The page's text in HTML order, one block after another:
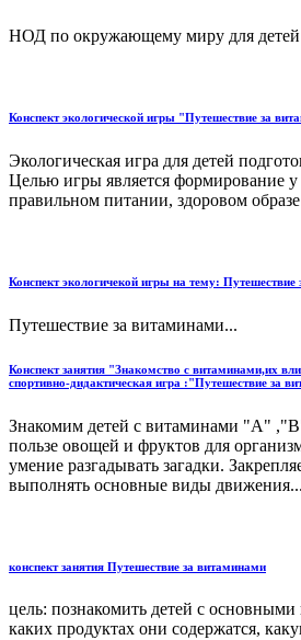
НОД по окружающему миру для
Конспект экологической игры "Путешествие за
Экологическая игра для детей
Целью игры является формирование у
правильном питании, здоровом
Конспект экологичекой игры на тему: Путешествие
Путешествие за витаминами...
Конспект занятия "Знакомство с витаминами,их
спортивно-дидактическая игра :"Путешествие за
Знакомим детей с витаминами "А"
пользе овощей и фруктов для
умение разгадывать загадки.
выполнять основные виды движения...
конспект занятия Путешествие за витаминами
цель: познакомить детей с
каких продуктах они содержатся,